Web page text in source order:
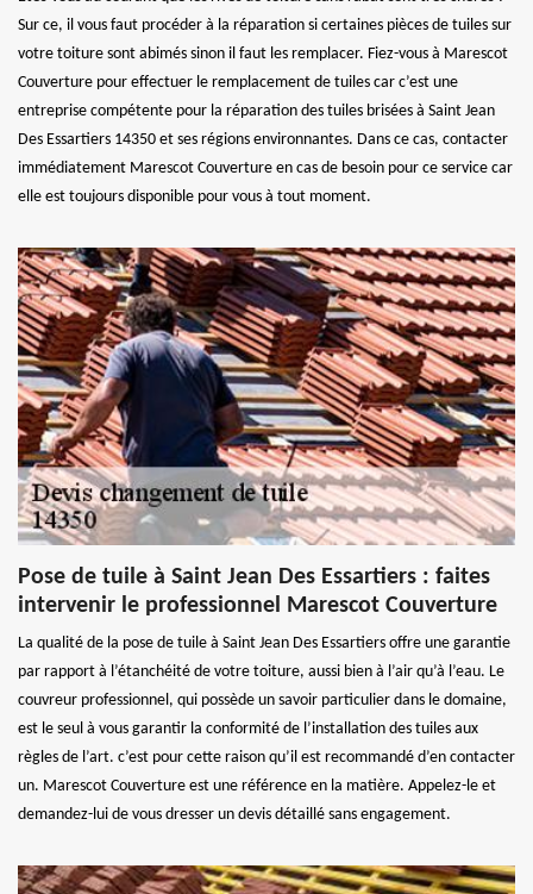
Sur ce, il vous faut procéder à la réparation si certaines pièces de tuiles sur
votre toiture sont abimés sinon il faut les remplacer. Fiez-vous à Marescot
Couverture pour effectuer le remplacement de tuiles car c’est une
entreprise compétente pour la réparation des tuiles brisées à Saint Jean
Des Essartiers 14350 et ses régions environnantes. Dans ce cas, contacter
immédiatement Marescot Couverture en cas de besoin pour ce service car
elle est toujours disponible pour vous à tout moment.
Pose de tuile à Saint Jean Des Essartiers : faites
intervenir le professionnel Marescot Couverture
La qualité de la pose de tuile à Saint Jean Des Essartiers offre une garantie
par rapport à l’étanchéité de votre toiture, aussi bien à l’air qu’à l’eau. Le
couvreur professionnel, qui possède un savoir particulier dans le domaine,
est le seul à vous garantir la conformité de l’installation des tuiles aux
règles de l’art. c’est pour cette raison qu’il est recommandé d’en contacter
un. Marescot Couverture est une référence en la matière. Appelez-le et
demandez-lui de vous dresser un devis détaillé sans engagement.